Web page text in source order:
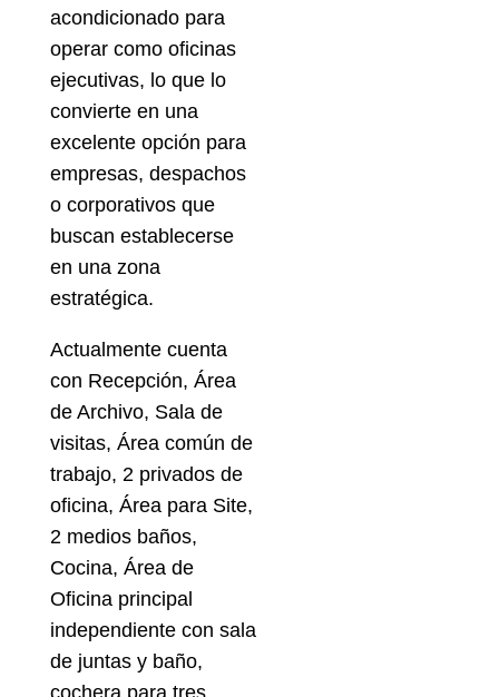
acondicionado para
operar como oficinas
ejecutivas, lo que lo
convierte en una
excelente opción para
empresas, despachos
o corporativos que
buscan establecerse
en una zona
estratégica.
Actualmente cuenta
con Recepción, Área
de Archivo, Sala de
visitas, Área común de
trabajo, 2 privados de
oficina, Área para Site,
2 medios baños,
Cocina, Área de
Oficina principal
independiente con sala
de juntas y baño,